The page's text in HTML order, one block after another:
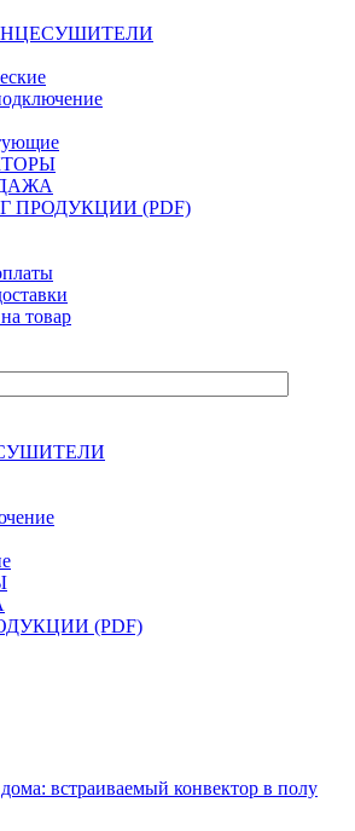
ПРОДУКЦИИ (PDF)
товар
(PDF)
встраиваемый конвектор в полу